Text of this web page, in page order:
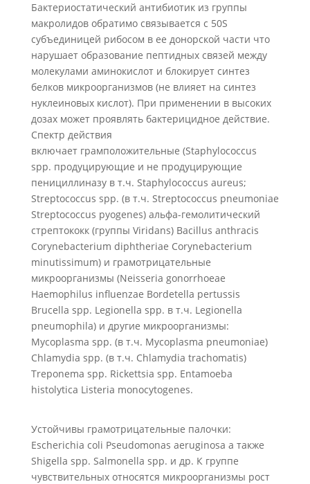
Бактериостатический антибиотик из группы
макролидов обратимо связывается с 50S
субъединицей рибосом в ее донорской части что
нарушает образование пептидных связей между
молекулами аминокислот и блокирует синтез
белков микроорганизмов (не влияет на синтез
нуклеиновых кислот). При применении в высоких
дозах может проявлять бактерицидное действие.
Спектр действия
включает грамположительные (Staphylococcus
spp. продуцирующие и не продуцирующие
пенициллиназу в т.ч. Staphylococcus aureus;
Streptococcus spp. (в т.ч. Streptococcus pneumoniae
Streptococcus pyogenes) альфа-гемолитический
стрептококк (группы Viridans) Bacillus anthracis
Corynebacterium diphtheriae Corynebacterium
minutissimum) и грамотрицательные
микроорганизмы (Neisseria gonorrhoeae
Haemophilus influenzae Bordetella pertussis
Brucella spp. Legionella spp. в т.ч. Legionella
pneumophila) и другие микроорганизмы:
Mycoplasma spp. (в т.ч. Mycoplasma pneumoniae)
Chlamydia spp. (в т.ч. Chlamydia trachomatis)
Treponema spp. Rickettsia spp. Entamoeba
histolytica Listeria monocytogenes.
Устойчивы грамотрицательные палочки:
Escherichia coli Pseudomonas aeruginosa а также
Shigella spp. Salmonella spp. и др. К группе
чувствительных относятся микроорганизмы рост